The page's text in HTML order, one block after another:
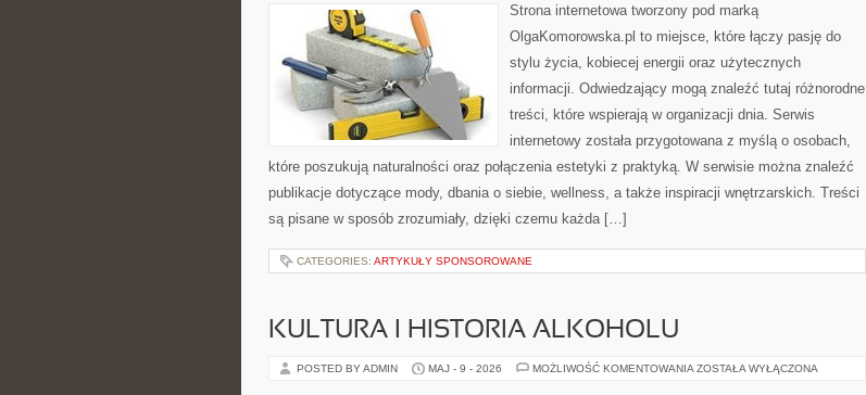
Strona internetowa tworzony pod marką
OlgaKomorowska.pl to miejsce, które łączy pasję do
stylu życia, kobiecej energii oraz użytecznych
informacji. Odwiedzający mogą znaleźć tutaj różnorodne
treści, które wspierają w organizacji dnia. Serwis
internetowy została przygotowana z myślą o osobach,
które poszukują naturalności oraz połączenia estetyki z praktyką. W serwisie można znaleźć
publikacje dotyczące mody, dbania o siebie, wellness, a także inspiracji wnętrzarskich. Treści
są pisane w sposób zrozumiały, dzięki czemu każda […]
CATEGORIES: ARTYKUŁY SPONSOROWANE
KULTURA I HISTORIA ALKOHOLU
POSTED BY ADMIN MAJ - 9 - 2026 MOŻLIWOŚĆ KOMENTOWANIA KULTURA
ZOSTAŁA WYŁĄCZONA